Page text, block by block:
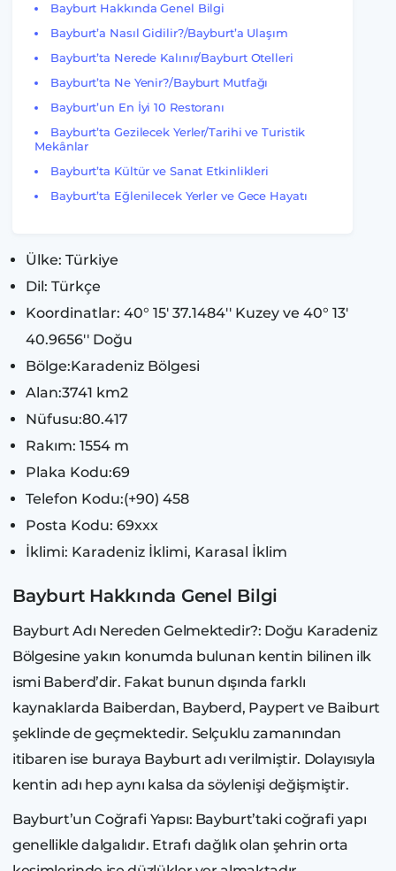
Bayburt Hakkında Genel Bilgi
Bayburt’a Nasıl Gidilir?/Bayburt’a Ulaşım
Bayburt’ta Nerede Kalınır/Bayburt Otelleri
Bayburt’ta Ne Yenir?/Bayburt Mutfağı
Bayburt’un En İyi 10 Restoranı
Bayburt’ta Gezilecek Yerler/Tarihi ve Turistik
Mekânlar
Bayburt’ta Kültür ve Sanat Etkinlikleri
Bayburt’ta Eğlenilecek Yerler ve Gece Hayatı
Ülke: Türkiye
Dil: Türkçe
Koordinatlar: 40° 15' 37.1484'' Kuzey ve 40° 13'
40.9656'' Doğu
Bölge:Karadeniz Bölgesi
Alan:3741 km2
Nüfusu:80.417
Rakım: 1554 m
Plaka Kodu:69
Telefon Kodu:(+90) 458
Posta Kodu: 69xxx
İklimi: Karadeniz İklimi, Karasal İklim
Bayburt Hakkında Genel Bilgi
Bayburt Adı Nereden Gelmektedir?: Doğu Karadeniz
Bölgesine yakın konumda bulunan kentin bilinen ilk
ismi Baberd’dir. Fakat bunun dışında farklı
kaynaklarda Baiberdan, Bayberd, Paypert ve Baiburt
şeklinde de geçmektedir. Selçuklu zamanından
itibaren ise buraya Bayburt adı verilmiştir. Dolayısıyla
kentin adı hep aynı kalsa da söylenişi değişmiştir.
Bayburt’un Coğrafi Yapısı: Bayburt’taki coğrafi yapı
genellikle dalgalıdır. Etrafı dağlık olan şehrin orta